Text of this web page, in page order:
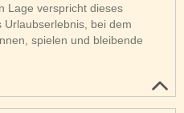
Lage verspricht dieses
bei dem
spielen und bleibende